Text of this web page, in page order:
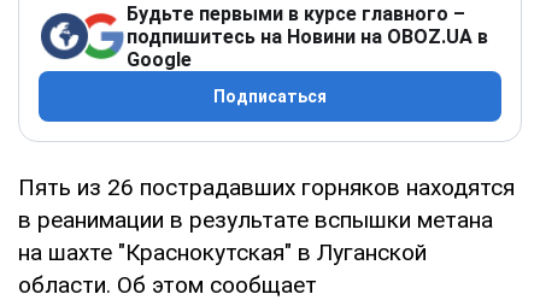
Будьте первыми в курсе главного –
подпишитесь на Новини на OBOZ.UA в
Google
Подписаться
Пять из 26 пострадавших горняков находятся
в реанимации в результате вспышки метана
на шахте "Краснокутская" в Луганской
области. Об этом сообщает